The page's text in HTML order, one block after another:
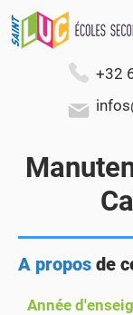
+32
A propos de
Année